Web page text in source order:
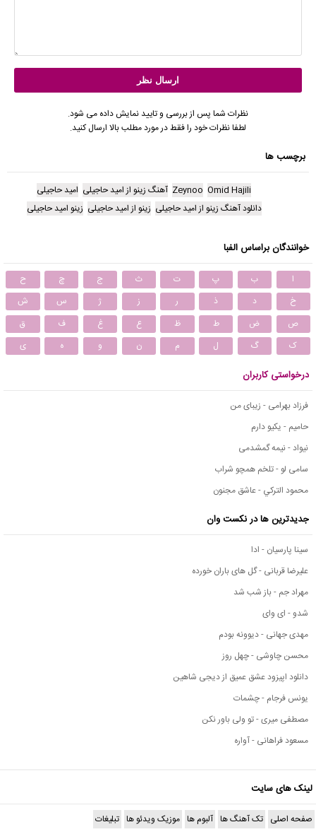
نظرات شما پس از بررسی و تایید نمایش داده می شود.
لطفا نظرات خود را فقط در مورد مطلب بالا ارسال کنید.
برچسب ها
Omid Hajili
Zeynoo آهنگ زینو از امید حاجیلی امید حاجیلی
دانلود آهنگ زینو از امید حاجیلی زینو از امید حاجیلی زینو امید حاجیلی
خوانندگان براساس الفبا
ا ب پ ت ث ج چ
ح
خ
د ذ ر ز ژ س
ش
ص
ض ط ظ ع غ ف
ق
ک
گ ل م ن و ه ی
درخواستی کاربران
فرزاد بهرامی - زیبای من
حامیم - یکیو دارم
نیواد - نیمه گمشدمی
سامی لو - تلخم همچو شراب
محمود التركي - عاشق مجنون
جدیدترین ها در نکست وان
سینا پارسیان - ادا
علیرضا قربانی - گل های باران خورده
مهراد جم - باز شب شد
شدو - ای وای
مهدی جهانی - دیوونه بودم
محسن چاوشی - چهل روز
دانلود اپیزود عشق عمیق از دیجی شاهین
یونس فرجام - چشمات
مصطفی میری - تو ولی باور نکن
مسعود فراهانی - آواره
لینک های سایت
صفحه اصلی تک آهنگ ها آلبوم ها موزیک ویدئو ها تبلیغات